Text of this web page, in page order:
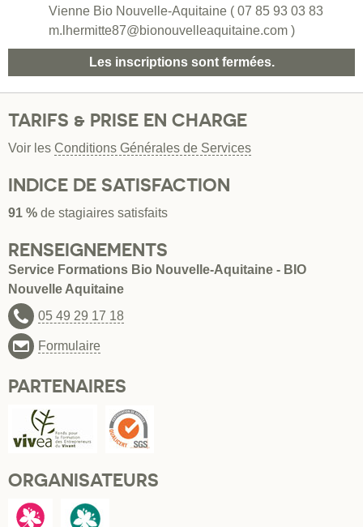
Vienne Bio Nouvelle-Aquitaine ( 07 85 93 03 83
m.lhermitte87@bionouvelleaquitaine.com )
Les inscriptions sont fermées.
TARIFS & PRISE EN CHARGE
Voir les Conditions Générales de Services
INDICE DE SATISFACTION
91 % de stagiaires satisfaits
RENSEIGNEMENTS
Service Formations Bio Nouvelle-Aquitaine - BIO
Nouvelle Aquitaine
05 49 29 17 18
Formulaire
PARTENAIRES
ORGANISATEURS